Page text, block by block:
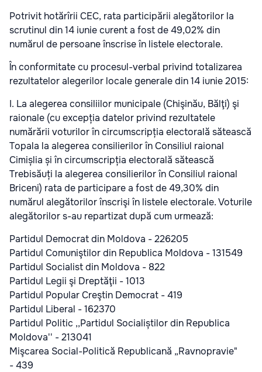
Potrivit hotărîrii CEC, rata participării alegătorilor la
scrutinul din 14 iunie curent a fost de 49,02% din
numărul de persoane înscrise în listele electorale.
În conformitate cu procesul-verbal privind totalizarea
rezultatelor alegerilor locale generale din 14 iunie 2015:
I. La alegerea consiliilor municipale (Chişinău, Bălţi) şi
raionale (cu excepția datelor privind rezultatele
numărării voturilor în circumscripția electorală sătească
Topala la alegerea consilierilor în Consiliul raional
Cimișlia și în circumscripția electorală sătească
Trebisăuți la alegerea consilierilor în Consiliul raional
Briceni) rata de participare a fost de 49,30% din
numărul alegătorilor înscrişi în listele electorale. Voturile
alegătorilor s-au repartizat după cum urmează:
Partidul Democrat din Moldova - 226205
Partidul Comuniştilor din Republica Moldova - 131549
Partidul Socialist din Moldova - 822
Partidul Legii şi Dreptăţii - 1013
Partidul Popular Creştin Democrat - 419
Partidul Liberal - 162370
Partidul Politic ,,Partidul Socialiștilor din Republica
Moldova'' - 213041
Mişcarea Social-Politică Republicană „Ravnopravie"
- 439